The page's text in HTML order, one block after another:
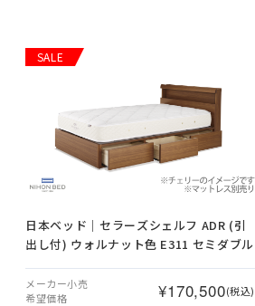
SALE
日本ベッド｜セラーズシェルフ ADR (引
出し付) ウォルナット色 E311 セミダブル
メーカー小売
希望価格
¥170,500(税込)